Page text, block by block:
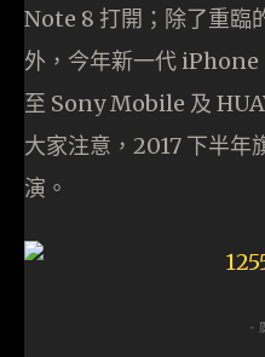
Note 8 打開；除了重臨
外，今年新一代 iPhone
至 Sony Mobile 及
大家注意，2017 下半年
演。
-